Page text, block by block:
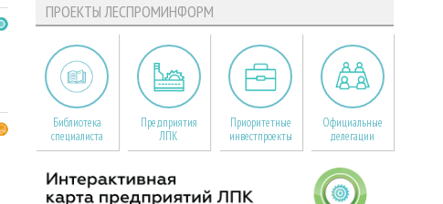
ПРОЕКТЫ ЛЕСПРОМИНФОРМ
Библиотека
специалиста
Предприятия
ЛПК
Приоритетные
инвестпроекты
Официальные
делегации